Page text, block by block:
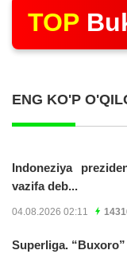
TOP
ENG KO'P
Indoneziya
vazifa deb...
04.08.2026 02:11
Superliga.